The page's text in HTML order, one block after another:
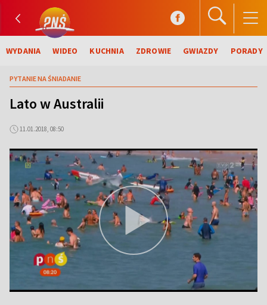
WYDANIA WIDEO KUCHNIA ZDROWIE GWIAZDY PORADY
PYTANIE NA ŚNIADANIE
Lato w Australii
11.01.2018, 08:50